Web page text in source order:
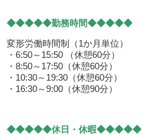
◆◆◆◆◆勤務時間◆◆◆◆◆
変形労働時間制（1か月単位）
・6:50～15:50 （休憩60分）
・8:50～17:50（休憩60分）
・10:30～19:30（休憩60分）
・16:30～9:00（休憩90分）
◆◆◆◆◆休日・休暇◆◆◆◆◆